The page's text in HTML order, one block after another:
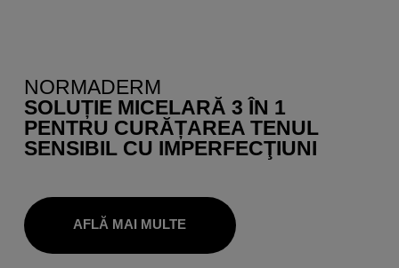
NORMADERM
SOLUȚIE MICELARĂ 3 ÎN 1
PENTRU CURĂȚAREA TENUL
SENSIBIL CU IMPERFECŢIUNI
AFLĂ MAI MULTE